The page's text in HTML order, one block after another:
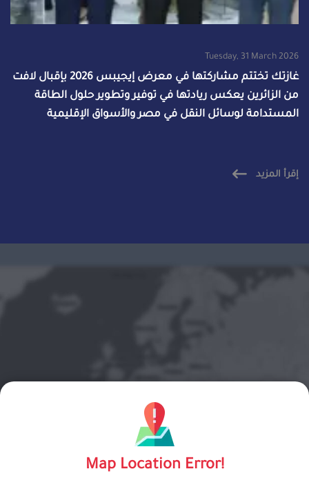
Tuesday, 31 March 2026
غازتك تختتم مشاركتها في معرض إيجيبس 2026 بإقبال لافت
من الزائرين يعكس ريادتها في توفير وتطوير حلول الطاقة
المستدامة لوسائل النقل في مصر والأسواق الإقليمية
إقرأ المزيد
Map Location Error!